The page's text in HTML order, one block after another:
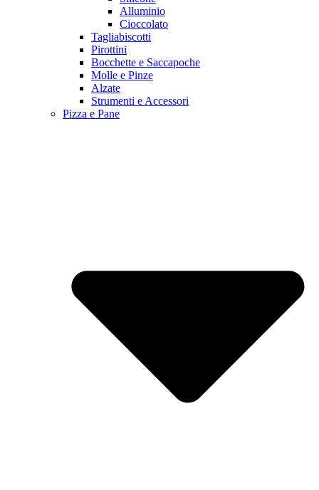
Alluminio
Cioccolato
Tagliabiscotti
Pirottini
Bocchette e Saccapoche
Molle e Pinze
Alzate
Strumenti e Accessori
Pizza e Pane